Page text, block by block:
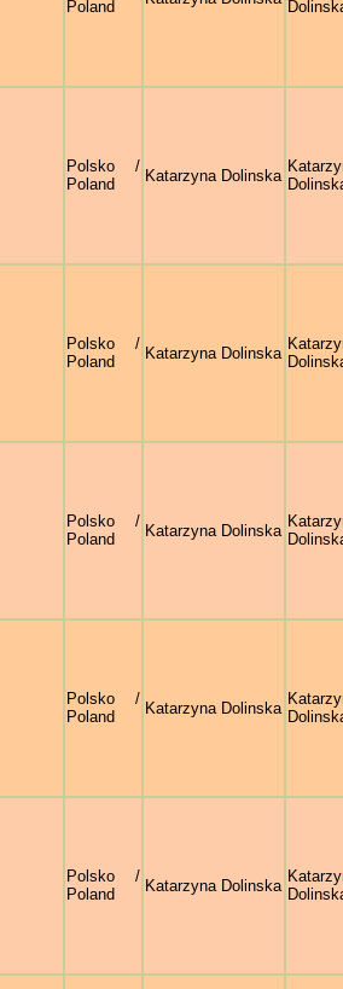
Poland
Polsko /
Poland
Katarzyna Dolinska
Polsko /
Poland
Katarzyna Dolinska
Polsko /
Poland
Katarzyna Dolinska
Polsko /
Poland
Katarzyna Dolinska
Polsko /
Poland
Katarzyna Dolinska